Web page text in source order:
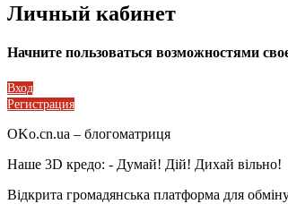
Личный кабинет
Начните пользоваться возможностями
Вход
Регистрация
OKo.cn.ua – блогоматриця
Наше 3D кредо: - Думай! Дій! Дихай вільно!
Відкрита громадянська платформа для